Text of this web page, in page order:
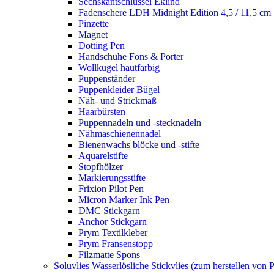
Fadenschere LDH Midnight Edition 4,5 / 11,5 cm
Pinzette
Magnet
Dotting Pen
Handschuhe Fons & Porter
Wollkugel hautfarbig
Puppenständer
Puppenkleider Bügel
Näh- und Strickmaß
Haarbürsten
Puppennadeln und -stecknadeln
Nähmaschienennadel
Bienenwachs blöcke und -stifte
Aquarelstifte
Stopfhölzer
Markierungsstifte
Frixion Pilot Pen
Micron Marker Ink Pen
DMC Stickgarn
Anchor Stickgarn
Prym Textilkleber
Prym Fransenstopp
Filzmatte Spons
Soluvlies Wasserlösliche Stickvlies (zum herstellen von